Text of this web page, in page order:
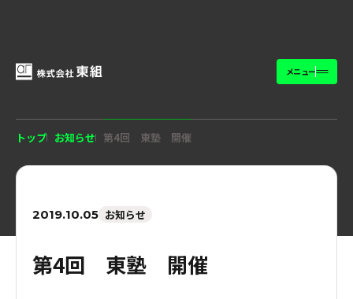
メニュー
トップ お知らせ 第4回 東塾 開催
2019.10.05 お知らせ
第4回 東塾 開催